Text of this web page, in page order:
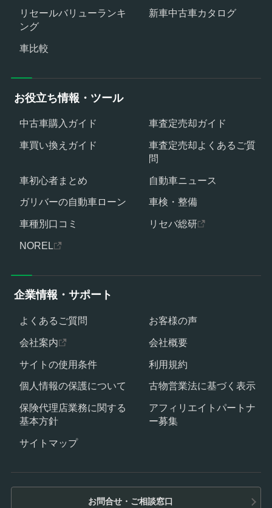
リセールバリューランキ
ング
新車中古車カタログ
車比較
お役立ち情報・ツール
中古車購入ガイド
車査定売却ガイド
車買い換えガイド
車査定売却よくあるご質
問
車初心者まとめ
自動車ニュース
ガリバーの自動車ローン
車検・整備
車種別口コミ
リセバ総研
NOREL
お問合せ・ご相談窓口
企業情報・サポート
よくあるご質問
お客様の声
会社案内
会社概要
サイトの使用条件
利用規約
個人情報の保護について
古物営業法に基づく表示
保険代理店業務に関する
基本方針
アフィリエイトパートナ
ー募集
サイトマップ